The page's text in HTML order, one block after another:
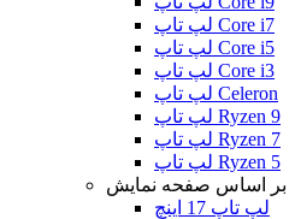
لپ تاپ Core i7
لپ تاپ Core i5
لپ تاپ Core i3
لپ تاپ Celeron
لپ تاپ Ryzen 9
لپ تاپ Ryzen 7
لپ تاپ Ryzen 5
بر اساس صفحه نمایش
لپ تاپ 17 اینچ